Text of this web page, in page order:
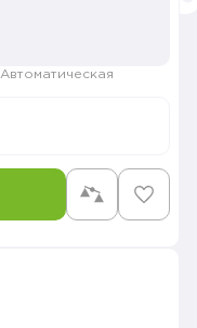
Автоматическая